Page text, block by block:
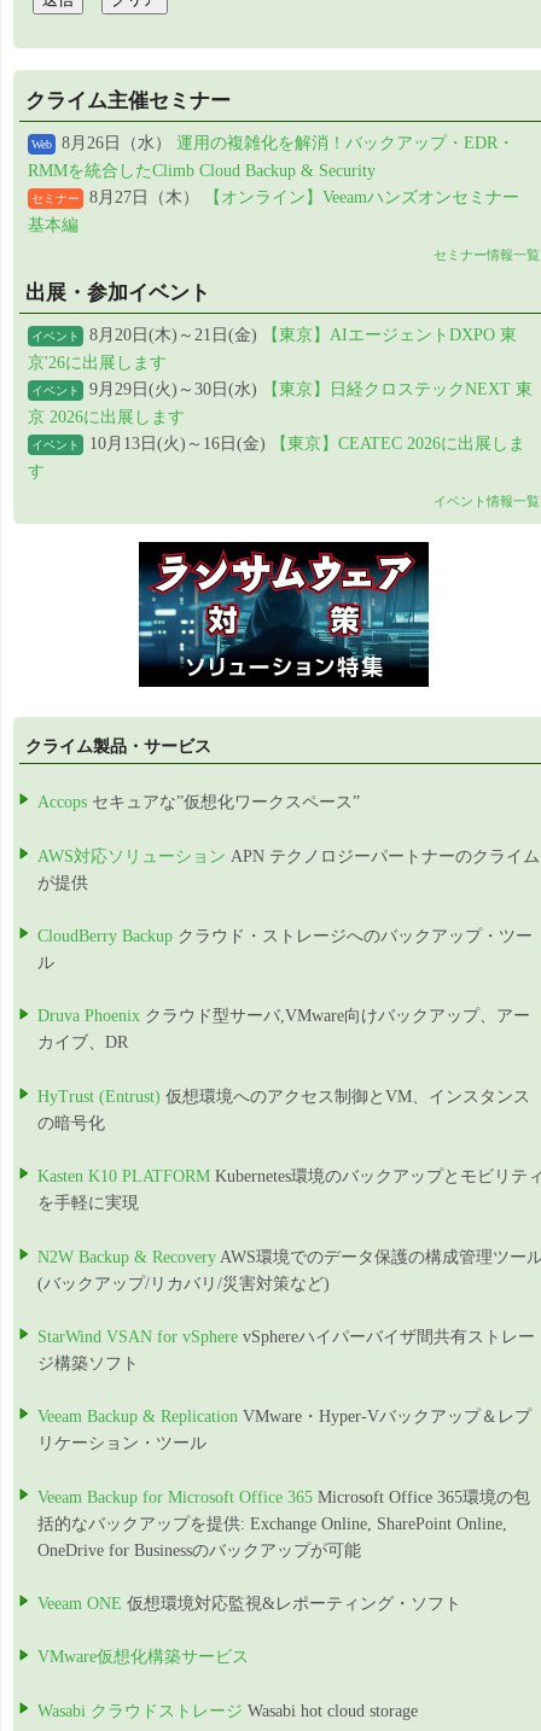
クライム主催セミナー
Web 8月26日（水） 運用の複雑化を解消！バックアップ・EDR・
RMMを統合したClimb Cloud Backup & Security
セミナー 8月27日（木）
【オンライン】Veeamハンズオンセミナー
基本編
セミナー情報一覧
出展・参加イベント
イベント 8月20日(木)～21日(金)
【東京】AIエージェントDXPO 東
京'26に出展します
イベント 9月29日(火)～30日(水)
【東京】日経クロステックNEXT 東
京 2026に出展します
イベント 10月13日(火)～16日(金)
【東京】CEATEC 2026に出展しま
す
イベント情報一覧
クライム製品・サービス
Accops セキュアな”仮想化ワークスペース”
AWS対応ソリューション APN テクノロジーパートナーのクライム
が提供
CloudBerry Backup クラウド・ストレージへのバックアップ・ツー
ル
Druva Phoenix クラウド型サーバ,VMware向けバックアップ、アー
カイブ、DR
HyTrust (Entrust) 仮想環境へのアクセス制御とVM、インスタンス
の暗号化
Kasten K10 PLATFORM Kubernetes環境のバックアップとモビリテ
を手軽に実現
N2W Backup & Recovery AWS環境でのデータ保護の構成管理ツー
(バックアップ/リカバリ/災害対策など)
StarWind VSAN for vSphere vSphereハイパーバイザ間共有ストレー
ジ構築ソフト
Veeam Backup & Replication VMware・Hyper-Vバックアップ＆レプ
リケーション・ツール
Veeam Backup for Microsoft Office 365 Microsoft Office 365環境の包
括的なバックアップを提供: Exchange Online, SharePoint Online,
OneDrive for Businessのバックアップが可能
Veeam ONE 仮想環境対応監視&レポーティング・ソフト
VMware仮想化構築サービス
Wasabi クラウドストレージ Wasabi hot cloud storage